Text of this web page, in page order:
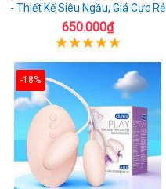
- Thiết Kế Siêu Ngầu, Giá Cực Rẻ
650.000₫
-18%